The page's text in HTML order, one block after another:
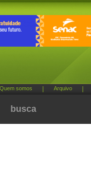
Quem somos Arquivo
busca